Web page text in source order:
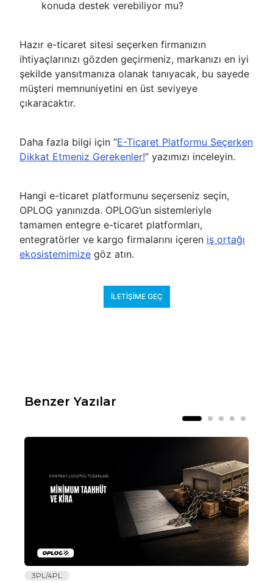
konuda destek verebiliyor mu?
Hazır e-ticaret sitesi seçerken firmanızın
ihtiyaçlarınızı gözden geçirmeniz, markanızı en iyi
şekilde yansıtmanıza olanak tanıyacak, bu sayede
müşteri memnuniyetini en üst seviyeye
çıkaracaktır.
Daha fazla bilgi için “E-Ticaret Platformu Seçerken
Dikkat Etmeniz Gerekenler!” yazımızı inceleyin.
Hangi e-ticaret platformunu seçerseniz seçin,
OPLOG yanınızda. OPLOG’un sistemleriyle
tamamen entegre e-ticaret platformları,
entegratörler ve kargo firmalarını içeren iş ortağı
ekosistemimize göz atın.
İLETIŞIME GEÇ
Benzer Yazılar
3PL/4PL